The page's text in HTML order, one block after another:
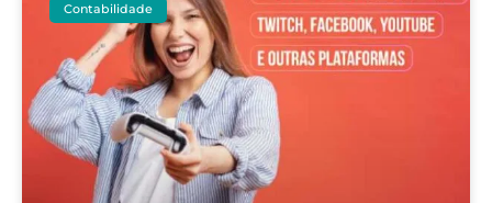
Contabilidade